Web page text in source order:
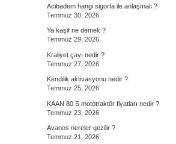
Acibadem hangi sigorta ile anlaşmalı ?
Temmuz 30, 2026
Ya kaşif ne demek ?
Temmuz 29, 2026
Kraliyet çayı nedir ?
Temmuz 27, 2026
Kendilik aktivasyonu nedir ?
Temmuz 25, 2026
KAAN 80 S mototraktör fiyatları nedir ?
Temmuz 23, 2026
Avanos nereler gezilir ?
Temmuz 21, 2026